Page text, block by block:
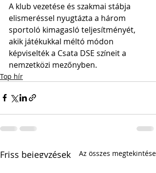
A klub vezetése és szakmai stábja
elismeréssel nyugtázta a három
sportoló kimagasló teljesítményét,
akik játékukkal méltó módon
képviselték a Csata DSE színeit a
nemzetközi mezőnyben.
Top hír
Friss bejegyzések Az összes megtekintése